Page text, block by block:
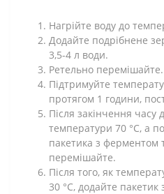
Нагрійте воду до
Додайте подрібнене
3,5-4 л води.
Ретельно перемішайте.
Підтримуйте
протягом 1 години,
Після закінчення часу
температури 70 °C, а
пакетика з ферментом
перемішайте.
Після того, як
30 °C, додайте